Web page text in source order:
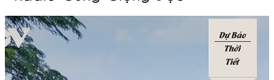
Dự Báo
Thời
Tiết